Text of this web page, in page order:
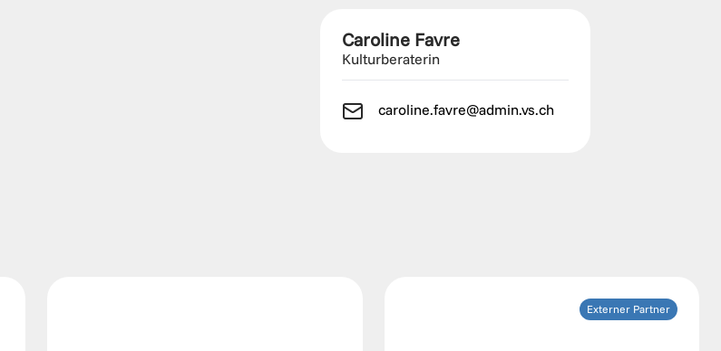
Caroline Favre
Kulturberaterin
caroline.favre@admin.vs.ch
Externer Partner